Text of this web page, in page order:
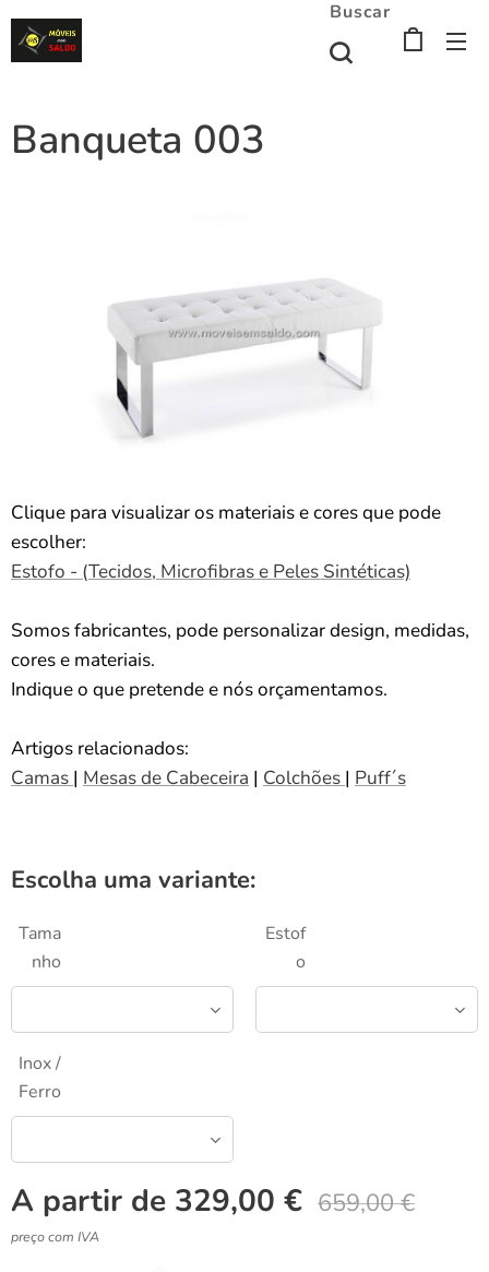
Buscar
Banqueta 003
Clique para visualizar os materiais e cores que pode
escolher:
Estofo - (Tecidos, Microfibras e Peles Sintéticas)
Somos fabricantes, pode personalizar design, medidas,
cores e materiais.
Indique o que pretende e nós orçamentamos.
Artigos relacionados:
Camas | Mesas de Cabeceira | Colchões | Puff´s
Escolha uma variante:
Tama
nho
Estof
o
Inox /
Ferro
A partir de 329,00 € 659,00€
preço com IVA